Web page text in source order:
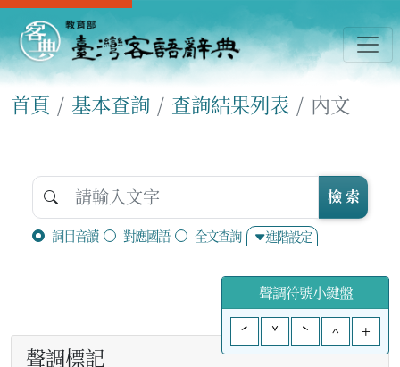
首頁 基本查詢 查詢結果列表 內文
詞目音讀 對應國語 全文查詢 進階設定
檢 索
聲調符號小鍵盤
ˊ
ˇ ˋ ^ +
聲調標記